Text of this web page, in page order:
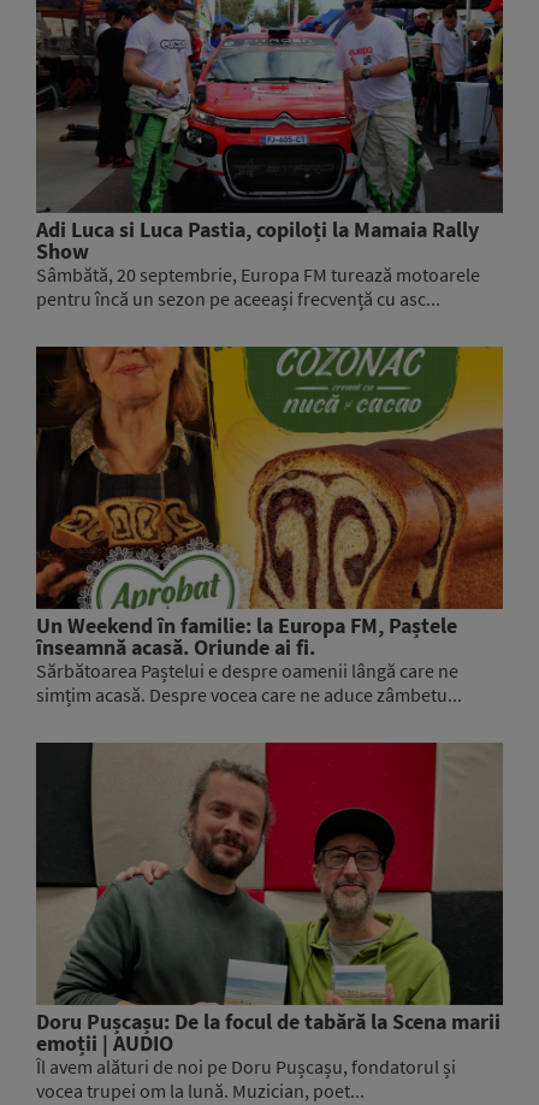
Adi Luca si Luca Pastia, copiloți la Mamaia Rally
Show
Sâmbătă, 20 septembrie, Europa FM turează motoarele
pentru încă un sezon pe aceeași frecvență cu asc...
Un Weekend în familie: la Europa FM, Paștele
înseamnă acasă. Oriunde ai fi.
Sărbătoarea Paștelui e despre oamenii lângă care ne
simțim acasă. Despre vocea care ne aduce zâmbetu...
Doru Pușcașu: De la focul de tabără la Scena marii
emoții | AUDIO
Îl avem alături de noi pe Doru Pușcașu, fondatorul și
vocea trupei om la lună. Muzician, poet...